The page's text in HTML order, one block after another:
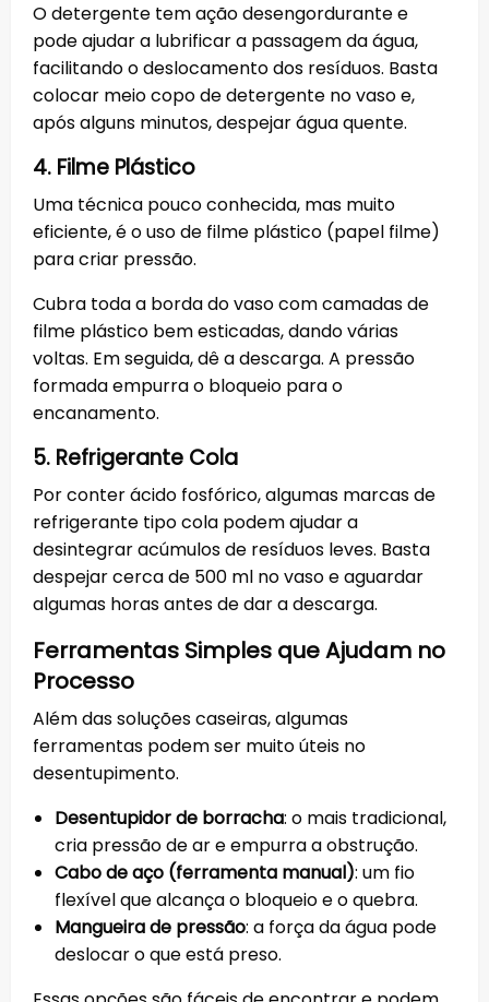
O detergente tem ação desengordurante e
pode ajudar a lubrificar a passagem da água,
facilitando o deslocamento dos resíduos. Basta
colocar meio copo de detergente no vaso e,
após alguns minutos, despejar água quente.
4. Filme Plástico
Uma técnica pouco conhecida, mas muito
eficiente, é o uso de filme plástico (papel filme)
para criar pressão.
Cubra toda a borda do vaso com camadas de
filme plástico bem esticadas, dando várias
voltas. Em seguida, dê a descarga. A pressão
formada empurra o bloqueio para o
encanamento.
5. Refrigerante Cola
Por conter ácido fosfórico, algumas marcas de
refrigerante tipo cola podem ajudar a
desintegrar acúmulos de resíduos leves. Basta
despejar cerca de 500 ml no vaso e aguardar
algumas horas antes de dar a descarga.
Ferramentas Simples que Ajudam no
Processo
Além das soluções caseiras, algumas
ferramentas podem ser muito úteis no
desentupimento.
Desentupidor de borracha: o mais tradicional,
cria pressão de ar e empurra a obstrução.
Cabo de aço (ferramenta manual): um fio
flexível que alcança o bloqueio e o quebra.
Mangueira de pressão: a força da água pode
deslocar o que está preso.